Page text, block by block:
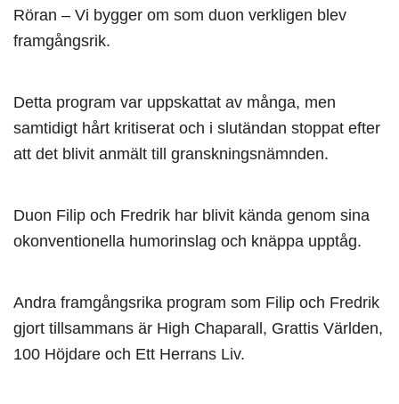
Röran – Vi bygger om som duon verkligen blev
framgångsrik.
Detta program var uppskattat av många, men
samtidigt hårt kritiserat och i slutändan stoppat efter
att det blivit anmält till granskningsnämnden.
Duon Filip och Fredrik har blivit kända genom sina
okonventionella humorinslag och knäppa upptåg.
Andra framgångsrika program som Filip och Fredrik
gjort tillsammans är High Chaparall, Grattis Världen,
100 Höjdare och Ett Herrans Liv.